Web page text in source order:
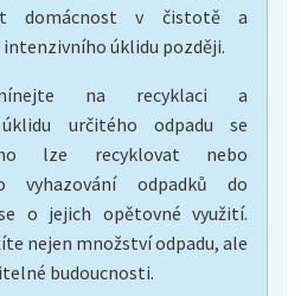
domácnost v čistotě a
úklidu později.
na recyklaci a
určitého odpadu se
lze recyklovat nebo
vyhazování odpadků do
o jejich opětovné využití.
nejen množství odpadu, ale
budoucnosti.